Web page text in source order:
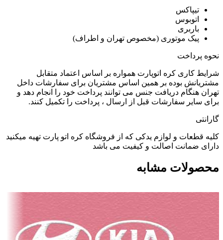
تیپاکس
اتوبوس
باربری
پیک موتوری (مخصوص تهران و اطراف)
نحوه پرداخت
شرایط کاری کره اتوپارت همواره بر اساس اعتماد متقابل
مشتریانش بوده بر همین اساس مشتریان برای سفارشات داخل
تهران هنگام دریافت جنس می توانند پرداخت خود را انجام دهد و
برای سایر سفارشات قبل از ارسال ، پرداخت را تکمیل کنند.
گارانتی
کلیه قطعات و لوازم یدکی که از فروشگاه کره اتو پارت تهیه میکنید
دارای ضمانت اصالت و کیفیت می باشد
محصولات مشابه